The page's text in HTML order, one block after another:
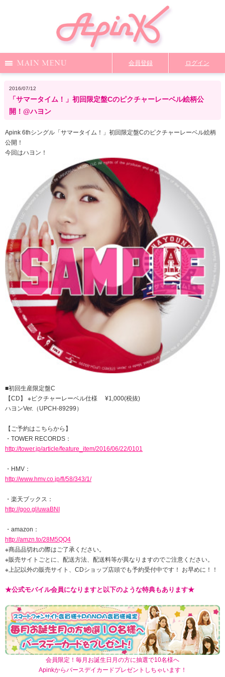
News
DiscoGraphy
Video
ファンクラブ限定コンテンツ
TOP
会員登録 ログイン
2016/07/12
「サマータイム！」初回限定盤Cのピクチャーレーベル絵柄公
開！@ハヨン
Apink 6thシングル「サマータイム！」初回限定盤Cのピクチャーレーベル絵柄
公開！
今回はハヨン！
■初回生産限定盤C
【CD】 ※ピクチャーレーベル仕様 ¥1,000(税抜)
ハヨンVer.（UPCH-89299）
【ご予約はこちらから】
・TOWER RECORDS：
http://tower.jp/article/feature_item/2016/06/22/0101
・HMV：
http://www.hmv.co.jp/fl/58/343/1/
・楽天ブックス：
http://goo.gl/uwaBNI
・amazon：
http://amzn.to/28M5QQ4
※商品品切れの際はご了承ください。
※販売サイトごとに、配送方法、配送料等が異なりますのでご注意ください。
※上記以外の販売サイト、CDショップ店頭でも予約受付中です！ お早めに！！
★公式モバイル会員になりますと以下のような特典もあります★
会員限定！毎月お誕生日月の方に抽選で10名様へ
Apinkからバースデイカードプレゼントしちゃいます！